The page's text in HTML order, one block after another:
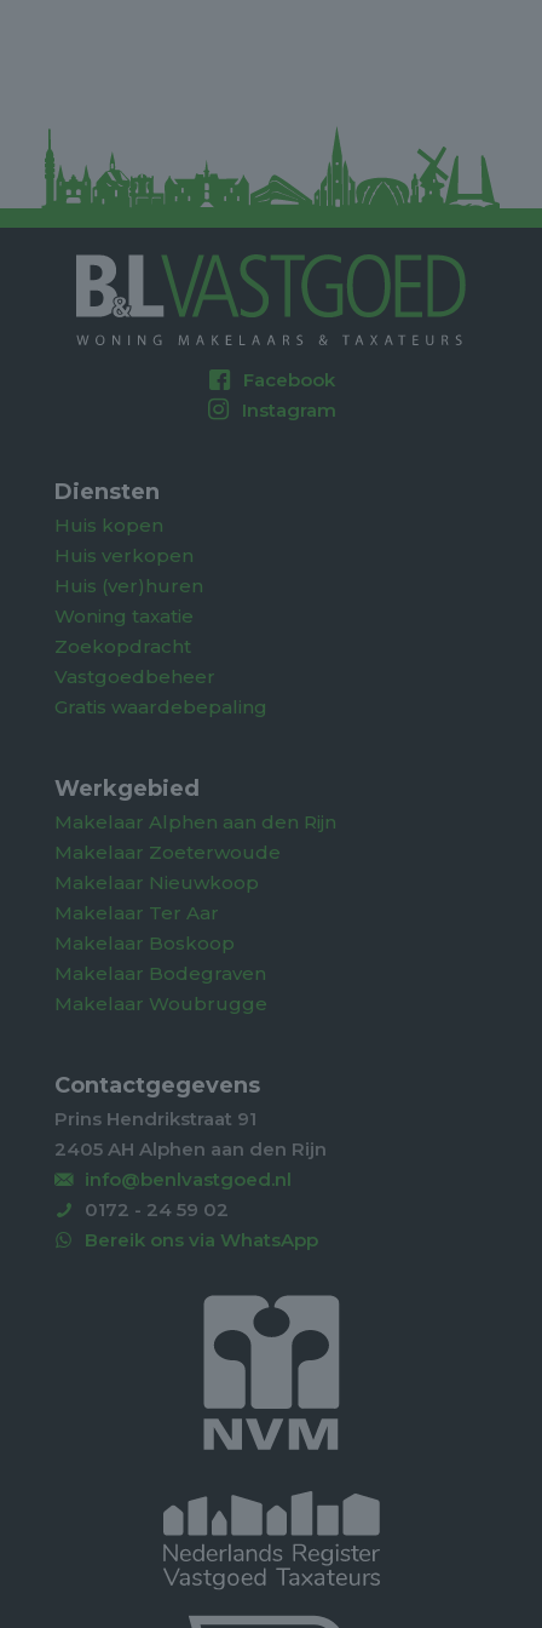
Kosten per maand:
- Huur appartement: € 1.237,72 -
- Servicekosten: € 50,-
- Huur parkeerplaats: € 75,-
- Servicekosten parkeerplaats: € 2,50
- Waarborgsom: gelijk aan twee maanden huur
Interesse? Stuur een e-mail naar
marga@benlvastgoed.nl
Facebook
Instagram
Diensten
Huis kopen
Huis verkopen
Huis (ver)huren
Woning taxatie
Zoekopdracht
Vastgoedbeheer
Gratis waardebepaling
Werkgebied
Makelaar Alphen aan den Rijn
Makelaar Zoeterwoude
Makelaar Nieuwkoop
Makelaar Ter Aar
Makelaar Boskoop
Makelaar Bodegraven
Makelaar Woubrugge
Contactgegevens
Prins Hendrikstraat 91
2405 AH Alphen aan den Rijn
info@benlvastgoed.nl
0172 - 24 59 02
Bereik ons via WhatsApp